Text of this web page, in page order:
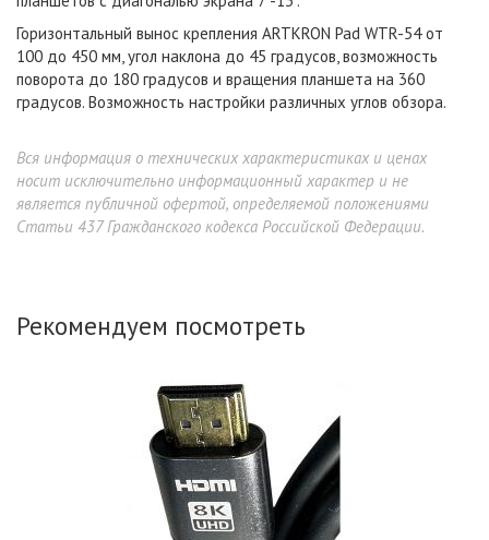
Горизонтальный вынос крепления ARTKRON Pad WTR-54 от
100 до 450 мм, угол наклона до 45 градусов, возможность
поворота до 180 градусов и вращения планшета на 360
градусов. Возможность настройки различных углов обзора.
Вся информация о технических характеристиках и ценах
носит исключительно информационный характер и не
является публичной офертой, определяемой положениями
Статьи 437 Гражданского кодекса Российской Федерации.
Рекомендуем посмотреть